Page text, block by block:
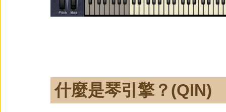
什麼是琴引擎？(QIN)